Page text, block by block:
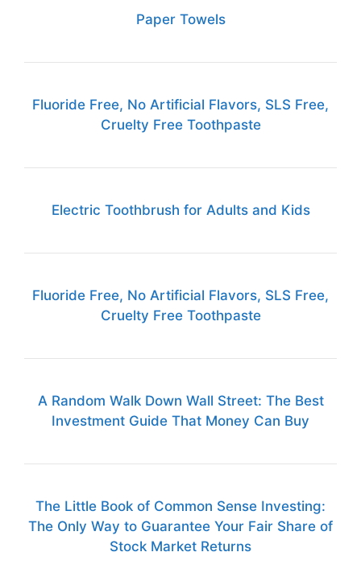
Paper Towels
Fluoride Free, No Artificial Flavors, SLS Free,
Cruelty Free Toothpaste
Electric Toothbrush for Adults and Kids
Fluoride Free, No Artificial Flavors, SLS Free,
Cruelty Free Toothpaste
A Random Walk Down Wall Street: The Best
Investment Guide That Money Can Buy
The Little Book of Common Sense Investing:
The Only Way to Guarantee Your Fair Share of
Stock Market Returns